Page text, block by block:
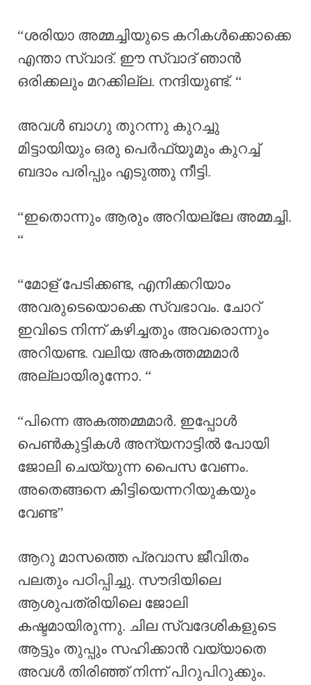
“ശരിയാ അമ്മച്ചിയുടെ കറികൾക്കൊക്കെ
എന്താ സ്വാദ്. ഈ സ്വാദ് ഞാൻ
ഒരിക്കലും മറക്കില്ല. നന്ദിയുണ്ട്. “
അവൾ ബാഗു തുറന്നു കുറച്ചു
മിട്ടായിയും ഒരു പെർഫ്യൂമും കുറച്ച്
ബദാം പരിപ്പും എടുത്തു നീട്ടി.
“ഇതൊന്നും ആരും അറിയല്ലേ അമ്മച്ചി.
“
“മോള് പേടിക്കണ്ട, എനിക്കറിയാം
അവരുടെയൊക്കെ സ്വഭാവം. ചോറ്
ഇവിടെ നിന്ന് കഴിച്ചതും അവരൊന്നും
അറിയണ്ട. വലിയ അകത്തമ്മമാർ
അല്ലായിരുന്നോ. “
“പിന്നെ അകത്തമ്മമാർ. ഇപ്പോൾ
പെൺകുട്ടികൾ അന്യനാട്ടിൽ പോയി
ജോലി ചെയ്യുന്ന പൈസ വേണം.
അതെങ്ങനെ കിട്ടിയെന്നറിയുകയും
വേണ്ട”
ആറു മാസത്തെ പ്രവാസ ജീവിതം
പലതും പഠിപ്പിച്ചു. സൗദിയിലെ
ആശുപത്രിയിലെ ജോലി
കഷ്ടമായിരുന്നു. ചില സ്വദേശികളുടെ
ആട്ടും തുപ്പും സഹിക്കാൻ വയ്യാതെ
അവൾ തിരിഞ്ഞ് നിന്ന് പിറുപിറുക്കും.